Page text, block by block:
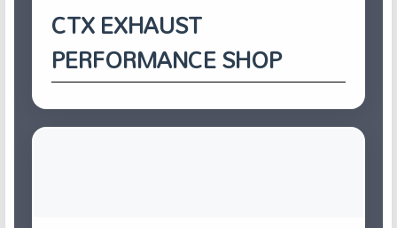
CTX EXHAUST
PERFORMANCE SHOP